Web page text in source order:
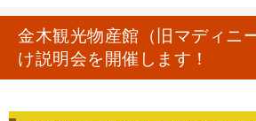
金木観光物産館（旧マディニ
け説明会を開催します！